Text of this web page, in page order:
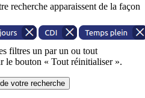
recherche apparaissent de la façon
filtres un par un ou tout
le bouton « Tout réinitialiser ».
votre recherche